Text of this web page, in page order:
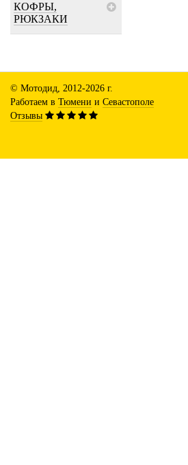
КОФРЫ,
РЮКЗАКИ
© Мотодид, 2012-2026 г.
Работаем в Тюмени и Севастополе
Отзывы